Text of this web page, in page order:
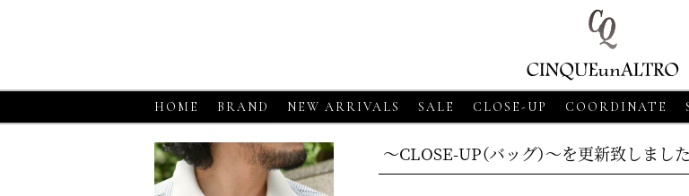
HOME BRAND NEW ARRIVALS SALE CLOSE-UP COORDINATE
～CLOSE-UP（バッグ）～を更新致しました